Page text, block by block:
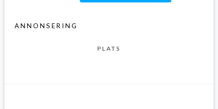
ANNONSERING
PLATS